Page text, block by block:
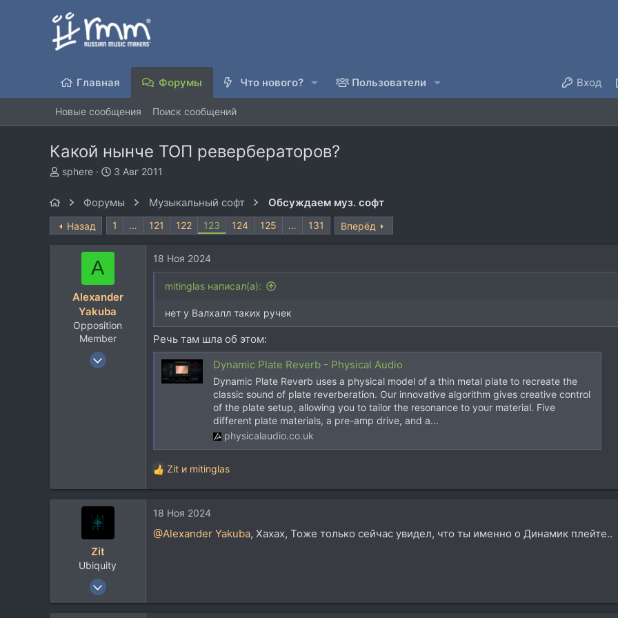
Главная Форумы Что нового? Пользователи Вход
Новые сообщения Поиск сообщений
Какой нынче ТОП ревербераторов?
А
р
т
sphere
Д
а
н
а
ч
а
3 Авг 2011
Форумы Музыкальный софт Обсуждаем муз. софт
Назад 1 … 121 122 123 124 125 … 131 Вперёд
A
Alexander
Yakuba
Opposition
Member
31 Мар 2008
18 Ноя 2024
mitinglas написал(а):
нет у Валхалл таких ручек
Речь там шла об этом:
Dynamic Plate Reverb - Physical Audio
Dynamic Plate Reverb uses a physical model of a thin metal plate to recreate the
classic sound of plate reverberation. Our innovative algorithm gives creative control
of the plate setup, allowing you to tailor the resonance to your material. Five
different plate materials, a pre-amp drive, and a...
physicalaudio.co.uk
Р
е
к
ц
и
Zit и mitinglas
Zit
Ubiquity
18 Май 2005
18 Ноя 2024
@Alexander Yakuba, Хахах, Тоже только сейчас увидел, что ты именно о Динамик плейте..